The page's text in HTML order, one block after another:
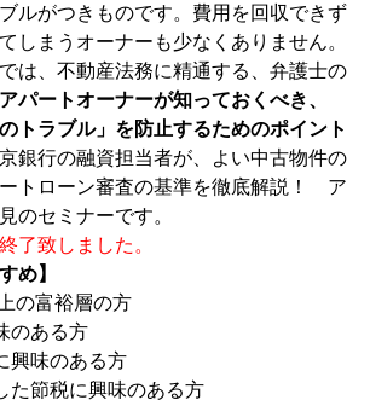
ルがつきものです。費用を回収できず
しまうオーナーも少なくありません。
は、不動産法務に精通する、弁護士の
パートオーナーが知っておくべき、
トラブル」を防止するためのポイント
銀行の融資担当者が、よい中古物件の
トローン審査の基準を徹底解説！ ア
のセミナーです。
了致しました。
め】
の富裕層の方
のある方
興味のある方
た節税に興味のある方